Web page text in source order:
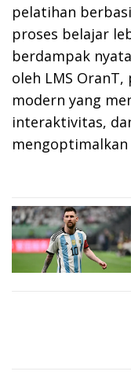
pelatihan
proses belajar
berdampak
oleh LMS
modern yang
interaktivitas,